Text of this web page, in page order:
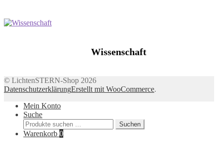
Wissenschaft
© LichtenSTERN-Shop 2026
DatenschutzerklärungErstellt mit WooCommerce.
Mein Konto
Suche
Suchen
nach:
Suchen
Warenkorb 0